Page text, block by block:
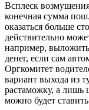
Всплеск
конечная сумма
оказаться больше
действительно
например,
денег, если сам
Оргкомитет
вариант выхода из
растаможку, а
можно будет